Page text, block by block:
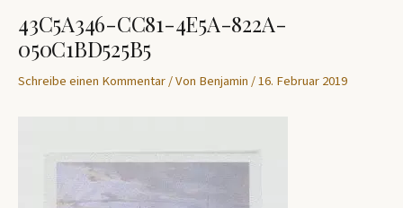
43C5A346-CC81-4E5A-822A-
050C1BD525B5
Schreibe einen Kommentar/ Von Benjamin/16. Februar 2019